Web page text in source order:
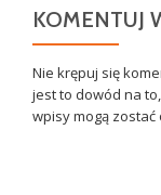
KOMENTUJ
Nie krępuj się
jest to dowód na
wpisy mogą